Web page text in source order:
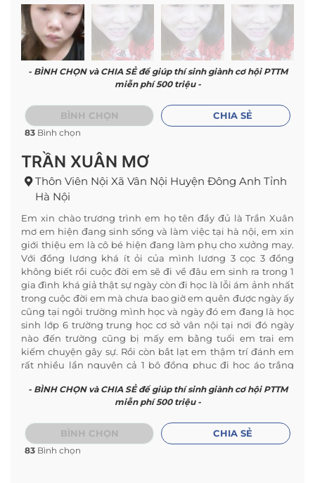
- BÌNH CHỌN và CHIA SẺ để giúp thí sinh giành cơ hội PTTM
miễn phí 500 triệu -
BÌNH CHỌN
83 Bình chọn
CHIA SẺ
TRẦN XUÂN MƠ
Thôn Viên Nội Xã Vân Nội Huyện Đông Anh Tỉnh
Hà Nội
Em xin chào trương trình em họ tên đầy đủ là Trần Xuân
mơ em hiện đang sinh sống và làm việc tại hà nội, em xin
giới thiệu em là cô bé hiện đang làm phụ cho xưởng may.
Với đồng lương khá ít ỏi của mình lương 3 cọc 3 đồng
không biết rồi cuộc đời em sẽ đi về đâu em sinh ra trong 1
gia đình khá giả thật sự ngày còn đi học là lỗi ám ảnh nhất
trong cuộc đời em mà chưa bao giờ em quên được ngày ấy
cũng tại ngôi trường mình học và ngày đó em đang là học
sinh lớp 6 trường trung học cơ sở vân nội tại nơi đó ngày
nào đến trường cũng bị mấy em bằng tuổi em trai em
kiếm chuyện gây sự. Rồi còn bắt lạt em thậm trí đánh em
rất nhiều lần nguyên cả 1 bộ đồng phục đi học áo trắng
rồi bẩn hết chỉ đứng và chỉ biết khóc thôi chứ chẳng biết
làm gì được cả, vì em thấy em không động chạm gì tới các
đánh em các em ấy còn nói em là nhìn như con điên ra cho
nó 1 trận đi ,núc ý em cảm thấy buồn và tủi thân nắm sau
đó cũng có 1 lần em vừa bước chân vào cổng trường thì đã 1
- BÌNH CHỌN và CHIA SẺ để giúp thí sinh giành cơ hội PTTM
miễn phí 500 triệu -
BÌNH CHỌN
83 Bình chọn
CHIA SẺ